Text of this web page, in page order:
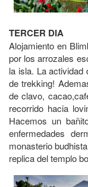
TERCER DIA
Alojamiento en
por los arrozales
la isla. La actividad
de trekking!
de clavo,
recorrido hacia
Hacemos un
enfermedades
monasterio
replica del templo